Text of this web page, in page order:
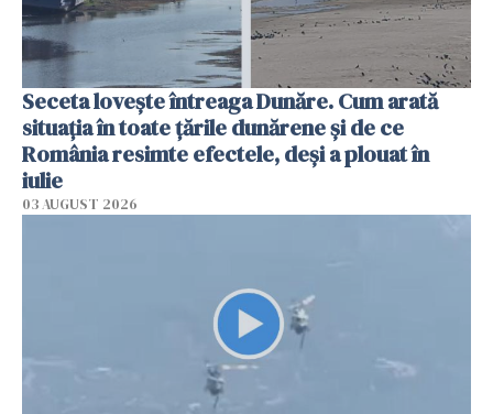
Seceta lovește întreaga Dunăre. Cum arată
situația în toate țările dunărene și de ce
România resimte efectele, deși a plouat în
iulie
03 AUGUST 2026